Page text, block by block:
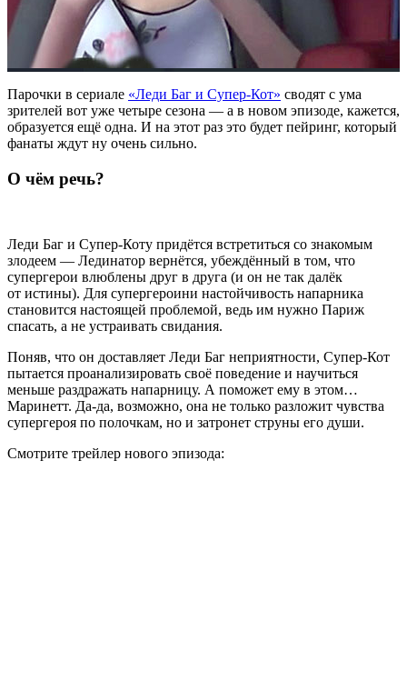
Парочки в сериале «Леди Баг и Супер-Кот» сводят с ума
зрителей вот уже четыре сезона — а в новом эпизоде, кажется,
образуется ещё одна. И на этот раз это будет пейринг, который
фанаты ждут ну очень сильно.
О чём речь?
Леди Баг и Супер-Коту придётся встретиться со знакомым
злодеем — Лединатор вернётся, убеждённый в том, что
супергерои влюблены друг в друга (и он не так далёк
от истины). Для супергероини настойчивость напарника
становится настоящей проблемой, ведь им нужно Париж
спасать, а не устраивать свидания.
Поняв, что он доставляет Леди Баг неприятности, Супер-Кот
пытается проанализировать своё поведение и научиться
меньше раздражать напарницу. А поможет ему в этом…
Маринетт. Да-да, возможно, она не только разложит чувства
супергероя по полочкам, но и затронет струны его души.
Смотрите трейлер нового эпизода: